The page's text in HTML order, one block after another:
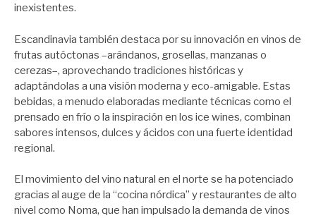
inexistentes.
Escandinavia también destaca por su innovación en vinos de
frutas autóctonas –arándanos, grosellas, manzanas o
cerezas–, aprovechando tradiciones históricas y
adaptándolas a una visión moderna y eco-amigable. Estas
bebidas, a menudo elaboradas mediante técnicas como el
prensado en frío o la inspiración en los ice wines, combinan
sabores intensos, dulces y ácidos con una fuerte identidad
regional.
El movimiento del vino natural en el norte se ha potenciado
gracias al auge de la “cocina nórdica” y restaurantes de alto
nivel como Noma, que han impulsado la demanda de vinos